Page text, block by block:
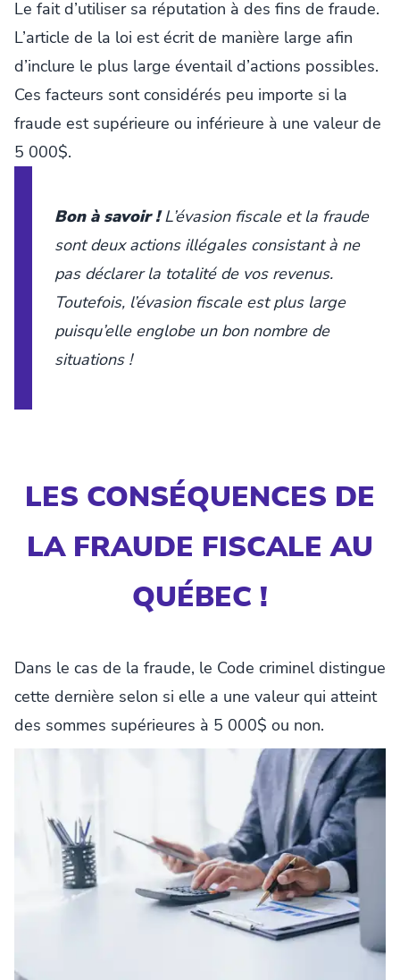
Le fait d’utiliser sa réputation à des fins de fraude.
L’article de la loi est écrit de manière large afin
d’inclure le plus large éventail d’actions possibles.
Ces facteurs sont considérés peu importe si la
fraude est supérieure ou inférieure à une valeur de
5 000$.
Bon à savoir ! L’évasion fiscale et la fraude
sont deux actions illégales consistant à ne
pas déclarer la totalité de vos revenus.
Toutefois, l’évasion fiscale est plus large
puisqu’elle englobe un bon nombre de
situations !
LES CONSÉQUENCES DE
LA FRAUDE FISCALE AU
QUÉBEC !
Dans le cas de la fraude, le Code criminel distingue
cette dernière selon si elle a une valeur qui atteint
des sommes supérieures à 5 000$ ou non.